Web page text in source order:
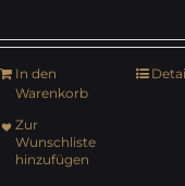
In den
Warenkorb
Zur
Wunschliste
hinzufügen